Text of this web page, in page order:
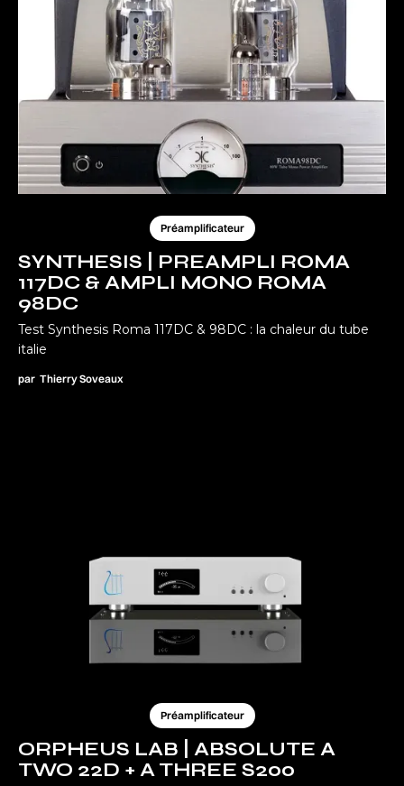
Préamplificateur
SYNTHESIS | PREAMPLI ROMA
117DC & AMPLI MONO ROMA
98DC
Test Synthesis Roma 117DC & 98DC : la chaleur du tube
italie
par Thierry Soveaux
Préamplificateur
ORPHEUS LAB | ABSOLUTE A
TWO 22D + A THREE S200